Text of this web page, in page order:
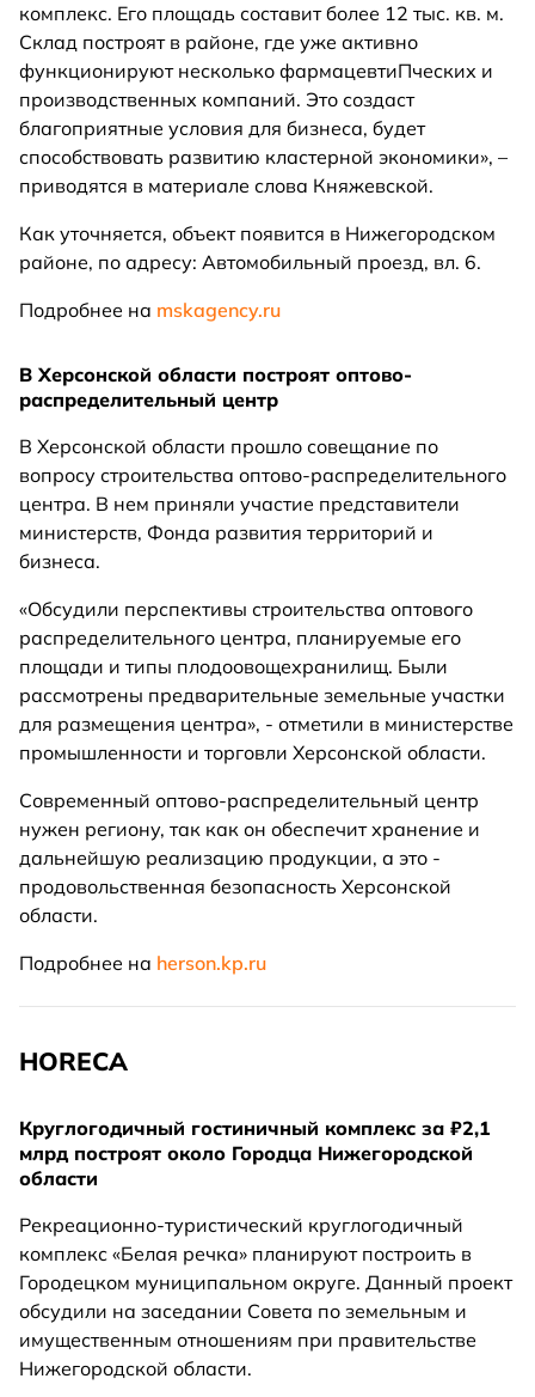
комплекс. Его площадь составит более 12 тыс. кв. м.
Склад построят в районе, где уже активно
функционируют несколько фармацевтиПческих и
производственных компаний. Это создаст
благоприятные условия для бизнеса, будет
способствовать развитию кластерной экономики», –
приводятся в материале слова Княжевской.
Как уточняется, объект появится в Нижегородском
районе, по адресу: Автомобильный проезд, вл. 6.
Подробнее на mskagency.ru
В Херсонской области построят оптово-
распределительный центр
В Херсонской области прошло совещание по
вопросу строительства оптово-распределительного
центра. В нем приняли участие представители
министерств, Фонда развития территорий и
бизнеса.
«Обсудили перспективы строительства оптового
распределительного центра, планируемые его
площади и типы плодоовощехранилищ. Были
рассмотрены предварительные земельные участки
для размещения центра», - отметили в министерстве
промышленности и торговли Херсонской области.
Современный оптово-распределительный центр
нужен региону, так как он обеспечит хранение и
дальнейшую реализацию продукции, а это -
продовольственная безопасность Херсонской
области.
Подробнее на herson.kp.ru
HORECA
Круглогодичный гостиничный комплекс за ₽2,1
млрд построят около Городца Нижегородской
области
Рекреационно-туристический круглогодичный
комплекс «Белая речка» планируют построить в
Городецком муниципальном округе. Данный проект
обсудили на заседании Совета по земельным и
имущественным отношениям при правительстве
Нижегородской области.